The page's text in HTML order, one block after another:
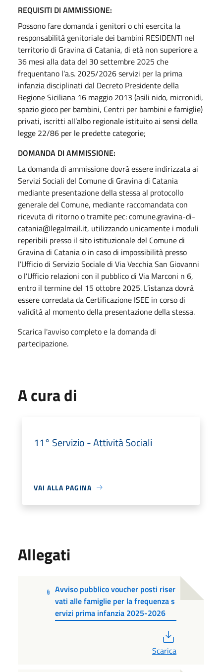
REQUISITI DI AMMISSIONE:
Possono fare domanda i genitori o chi esercita la
responsabilità genitoriale dei bambini RESIDENTI nel
territorio di Gravina di Catania, di età non superiore a
36 mesi alla data del 30 settembre 2025 che
frequentano l’a.s. 2025/2026 servizi per la prima
infanzia disciplinati dal Decreto Presidente della
Regione Siciliana 16 maggio 2013 (asili nido, micronidi,
spazio gioco per bambini, Centri per bambini e famiglie)
privati, iscritti all’albo regionale istituito ai sensi della
legge 22/86 per le predette categorie;
DOMANDA DI AMMISSIONE:
La domanda di ammissione dovrà essere indirizzata ai
Servizi Sociali del Comune di Gravina di Catania
mediante presentazione della stessa al protocollo
generale del Comune, mediante raccomandata con
ricevuta di ritorno o tramite pec: comune.gravina-di-
catania@legalmail.it, utilizzando unicamente i moduli
reperibili presso il sito istituzionale del Comune di
Gravina di Catania o in caso di impossibilità presso
l’Ufficio di Servizio Sociale di Via Vecchia San Giovanni
o l’Ufficio relazioni con il pubblico di Via Marconi n 6,
entro il termine del 15 ottobre 2025. L’istanza dovrà
essere corredata da Certificazione ISEE in corso di
validità al momento della presentazione della stessa.
Scarica l'avviso completo e la domanda di
partecipazione.
A cura di
11° Servizio - Attività Sociali
VAI ALLA PAGINA
Allegati
Avviso pubblico voucher posti riser
vati alle famiglie per la frequenza s
ervizi prima infanzia 2025-2026
Scarica